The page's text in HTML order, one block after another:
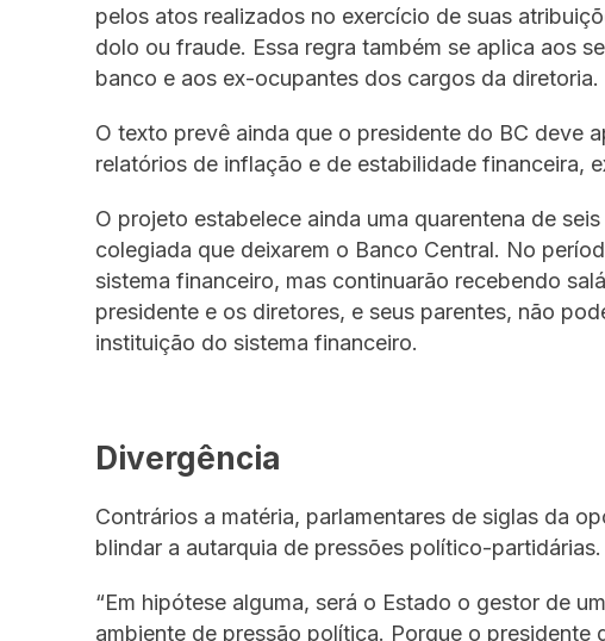
pelos atos realizados no exercício de suas
dolo ou fraude. Essa regra também se aplica aos
banco e aos ex-ocupantes dos cargos da diretoria.
O texto prevê ainda que o presidente do BC deve
relatórios de inflação e de estabilidade financeira,
O projeto estabelece ainda uma quarentena de
colegiada que deixarem o Banco Central. No
sistema financeiro, mas continuarão recebendo
presidente e os diretores, e seus parentes, não
instituição do sistema financeiro.
Divergência
Contrários a matéria, parlamentares de siglas da
blindar a autarquia de pressões político-partidárias.
“Em hipótese alguma, será o Estado o gestor de
ambiente de pressão política. Porque o presidente